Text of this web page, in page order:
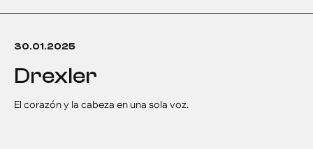
30.01.2025
drexler
El corazón y la cabeza en una sola voz.